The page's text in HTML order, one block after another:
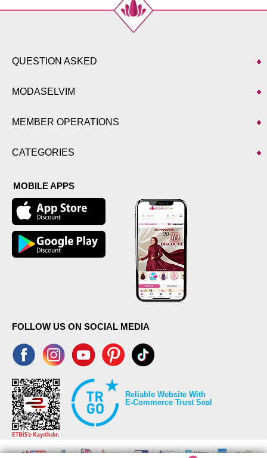
QUESTION ASKED
MODASELVIM
MEMBER OPERATIONS
CATEGORIES
MOBILE APPS
FOLLOW US ON SOCIAL MEDIA
Reliable Website With
E-Commerce Trust Seal